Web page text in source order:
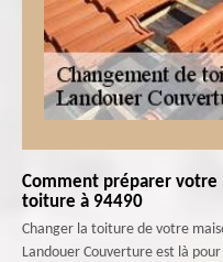
Comment préparer votre
toiture à 94490
Changer la toiture de votre
Landouer Couverture est là